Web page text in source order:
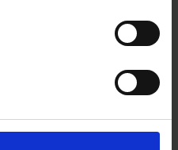
sit mål om at have
sættes der straks et